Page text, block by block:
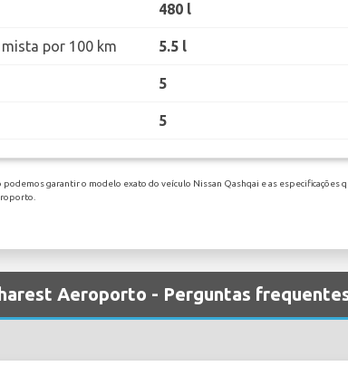
480 l
por 100 km 5.5 l
5
5
garantir o modelo exato do veículo Nissan Qashqai e as especificações
Aeroporto - Perguntas